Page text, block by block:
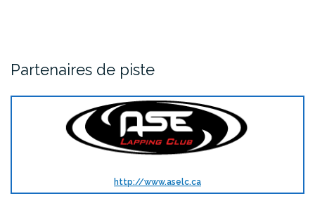
Partenaires de piste
http://www.aselc.ca